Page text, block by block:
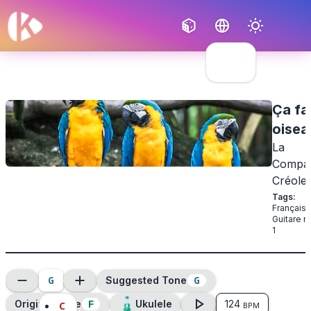
Ça
La
Créole
Tags:
Français
Guitare
1
G
C
Suggested Tone G
Original Tone F Ukulele 124 BPM